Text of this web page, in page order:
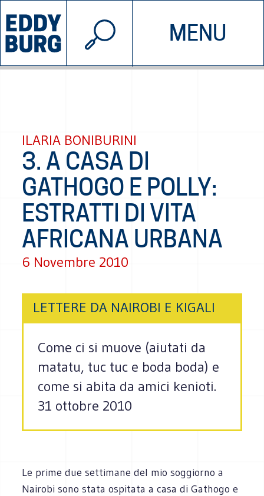
MENU
INIZIATIVE CHI SIAMO
© 2026 EDDYBURG
ILARIA BONIBURINI
3. A CASA DI
GATHOGO E POLLY:
ESTRATTI DI VITA
AFRICANA URBANA
6 Novembre 2010
LETTERE DA NAIROBI E KIGALI
Come ci si muove (aiutati da
matatu, tuc tuc e boda boda) e
come si abita da amici kenioti.
31 ottobre 2010
Le prime due settimane del mio soggiorno a
Nairobi sono stata ospitata a casa di Gathogo e